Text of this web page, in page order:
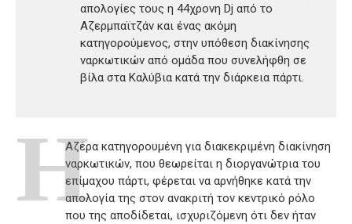
απολογίες τους η 44χρονη Dj από το
Αζερμπαϊτζάν και ένας ακόμη
κατηγορούμενος, στην υπόθεση διακίνησης
ναρκωτικών από ομάδα που συνελήφθη σε
βίλα στα Καλύβια κατά την διάρκεια πάρτι.
ΗΑζέρα κατηγορουμένη για διακεκριμένη διακίνηση
ναρκωτικών, που θεωρείται η διοργανώτρια του
επίμαχου πάρτι, φέρεται να αρνήθηκε κατά την
απολογία της στον ανακριτή τον κεντρικό ρόλο
που της αποδίδεται, ισχυριζόμενη ότι δεν ήταν